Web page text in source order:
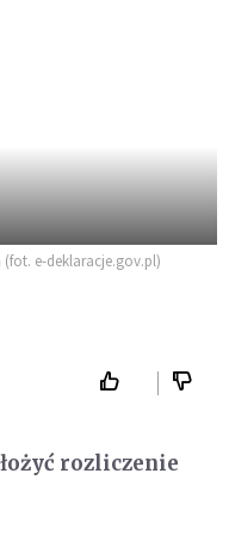
(fot. e-deklaracje.gov.pl)
rozliczenie